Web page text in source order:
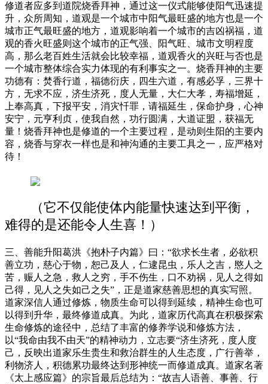
修道者应多到道院烧香拜神，通过这一仪式能够使阳气迅速提
升，众所周知，道观是一个城市中阳气最旺盛的地方也是一个
城市正气最旺盛的地方，道观影响着一个城市的吉凶祸福，道
观的香火旺盛则这个城市的正气强、阳气旺、城市文明程度
高，那么老百姓生活就会比较幸福，道观香火的兴旺与否也是
一个城市整体综合实力体现的有利事实之一。烧香拜神的主要
功德有：焚香行道，福德衍庆，四生六道，有感必孚，三界十
方，无求不应，济生济死，度人无量，大仁大孝，寿福增延，
上奉高真，下报平安，消灾忏罪，请福延生，保命护身，心神
安宁，元亨利贞，使我自然，功行圆满，大道证盟，获福无
量！烧香拜神也是修道的一个主要过程，是动则生阳的主要内
容，烧香与穿衣一样也是和神沟通的主要工具之一，应严格对
待！
（它不仅能使体内能量快速达到平衡，
难得的是还能令人生喜！）
三、善能升阳葛洪《抱朴子内篇》曰：“欲求长生者，必欲积
善立功，慈心于物，恕己及人，仁逮昆虫，乐人之吉，愍人之
苦，赈人之急，救人之穷，手不伤生，口不劝祸，见人之得如
己得，见人之失如己之失”，正是道家慈善思想的真实写照。
道家深信人通过修炼，物质生命可以得到延续，精神生命也可
以得到升华，最终修道成真。为此，道家历代高真在积极探索
生命修炼的途径中，总结了丰富的修养学说和修炼方法，
以“我命由我不由天”的精神动力，立志要“济生济死，度人度
己，反映出道家乐生贵生和救治群生的人生态度，广行善举，
利物济人，积德累功最终达到形神统一而修道成真。道家名著
《太上感应篇》的宗旨最后总结为：“故吉人语善、事善、行